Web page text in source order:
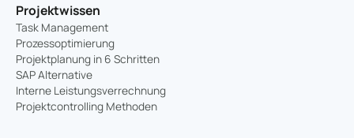
Projektwissen
Task Management
Prozessoptimierung
Projektplanung in 6 Schritten
SAP Alternative
Interne Leistungsverrechnung
Projektcontrolling Methoden